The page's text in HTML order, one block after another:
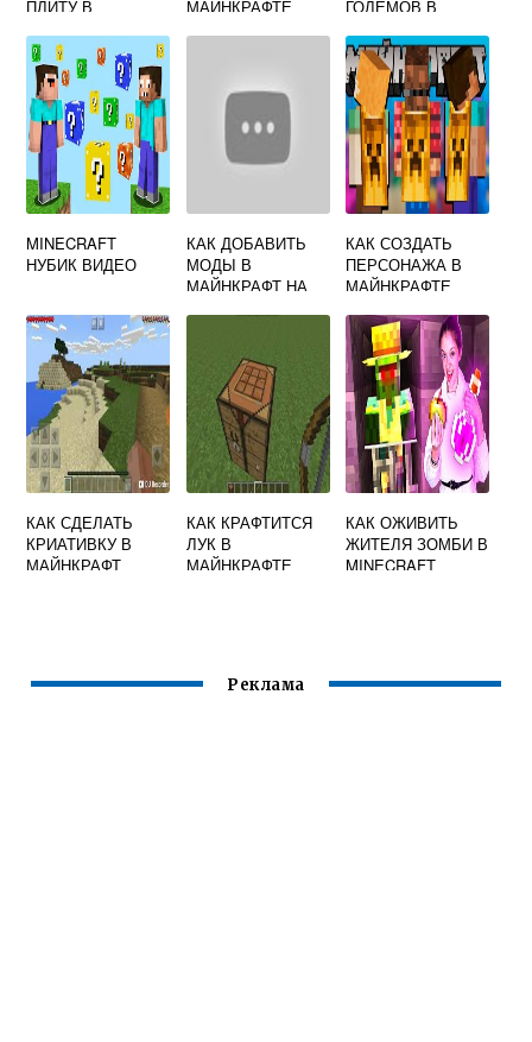
ПЛИТУ В
МАЙНКРАФТЕ
ГОЛЕМОВ В
MINECRAFT
НУБИК ВИДЕО
КАК ДОБАВИТЬ
МОДЫ В
МАЙНКРАФТ НА
КАК СОЗДАТЬ
ПЕРСОНАЖА В
МАЙНКРАФТЕ
КАК СДЕЛАТЬ
КРИАТИВКУ В
МАЙНКРАФТ
КАК КРАФТИТСЯ
ЛУК В
МАЙНКРАФТЕ
КАК ОЖИВИТЬ
ЖИТЕЛЯ ЗОМБИ В
MINECRAFT
Реклама